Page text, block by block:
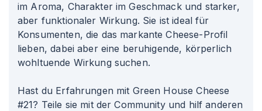
im Aroma, Charakter im Geschmack und starker,
aber funktionaler Wirkung. Sie ist ideal für
Konsumenten, die das markante Cheese-Profil
lieben, dabei aber eine beruhigende, körperlich
wohltuende Wirkung suchen.
Hast du Erfahrungen mit Green House Cheese
#21? Teile sie mit der Community und hilf anderen